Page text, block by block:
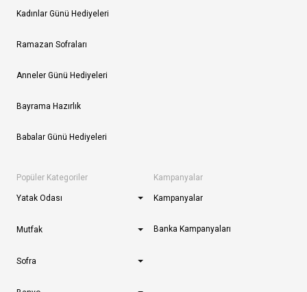
Kadınlar Günü Hediyeleri
Ramazan Sofraları
Anneler Günü Hediyeleri
Bayrama Hazırlık
Babalar Günü Hediyeleri
Popüler Kategoriler
Yatak Odası
Mutfak
Sofra
Kampanyalar
Kampanyalar
Banka Kampanyaları